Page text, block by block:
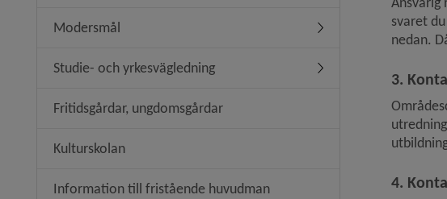
Modersmål Undermeny för Modersmål
Studie- och yrkesvägledning Undermeny för Studie- och
Fritidsgårdar, ungdomsgårdar
Kulturskolan
Information till fristående huvudman
svaret
nedan.
3.
4.